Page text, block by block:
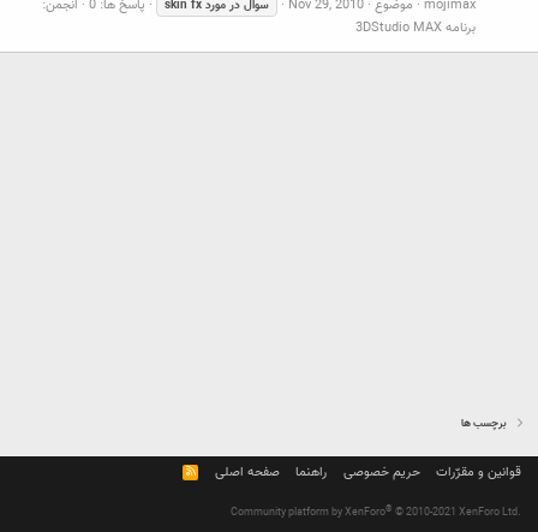
mojimax موضوع Nov 29, 2010 سوال در مورد skin fx پاسخ ها: 0
انجمن:
برنامه 3DStudio MAX
برچسب ها
قوانین و مقرّرات حریم خصوصی راهنما صفحه اصلی
R
S
Community platform by XenForo® © 2010-2021 XenForo Ltd.